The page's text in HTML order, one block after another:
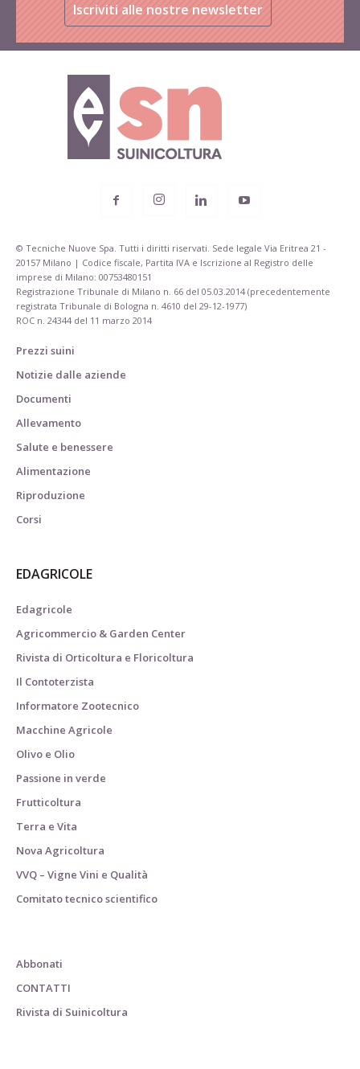
Iscriviti alle nostre newsletter
© Tecniche Nuove Spa. Tutti i diritti riservati. Sede legale Via Eritrea 21 -
20157 Milano | Codice fiscale, Partita IVA e Iscrizione al Registro delle
imprese di Milano: 00753480151
Registrazione Tribunale di Milano n. 66 del 05.03.2014 (precedentemente
registrata Tribunale di Bologna n. 4610 del 29-12-1977)
ROC n. 24344 del 11 marzo 2014
Prezzi suini
Notizie dalle aziende
Documenti
Allevamento
Salute e benessere
Alimentazione
Riproduzione
Corsi
EDAGRICOLE
Edagricole
Agricommercio & Garden Center
Rivista di Orticoltura e Floricoltura
Il Contoterzista
Informatore Zootecnico
Macchine Agricole
Olivo e Olio
Passione in verde
Frutticoltura
Terra e Vita
Nova Agricoltura
VVQ – Vigne Vini e Qualità
Comitato tecnico scientifico
Abbonati
CONTATTI
Rivista di Suinicoltura